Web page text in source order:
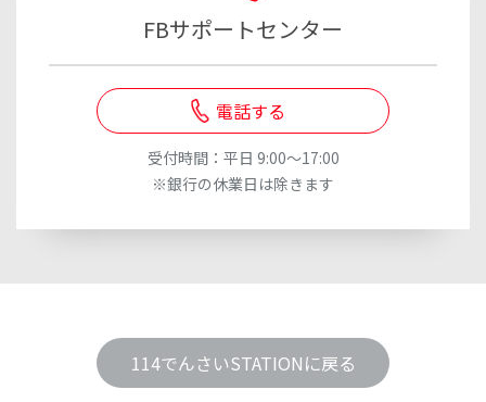
FBサポートセンター
電話する
受付時間：平日 9:00～17:00
※銀行の休業日は除きます
114でんさいSTATIONに戻る